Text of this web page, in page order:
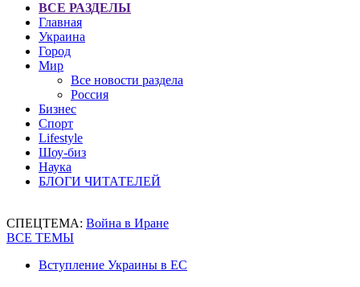
ВСЕ РАЗДЕЛЫ
Главная
Украина
Город
Мир
Все новости раздела
Россия
Бизнес
Спорт
Lifestyle
Шоу-биз
Наука
БЛОГИ ЧИТАТЕЛЕЙ
СПЕЦТЕМА: Война в Иране
ВСЕ ТЕМЫ
Вступление Украины в ЕС